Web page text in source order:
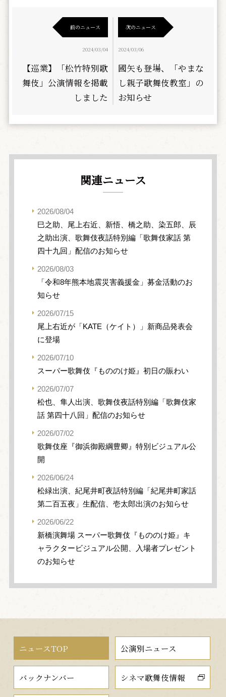
前のニュース
2024/03/04
【巡業】「松竹特別歌
舞伎」公演情報を掲載
しました
次のニュース
2024/03/06
國矢も登場、「やまな
し親子歌舞伎教室」の
お知らせ
関連ニュース
2026/08/04
巳之助、尾上右近、新悟、橋之助、染五郎、辰
之助出演、歌舞伎夜話特別編「歌舞伎家話 第
四十九回」配信のお知らせ
2026/08/03
「令和8年熊本地震災害義援金」募金活動のお
知らせ
2026/07/15
尾上右近が「KATE（ケイト）」新商品発表会
に登場
2026/07/10
スーパー歌舞伎『もののけ姫』初日の賑わい
2026/07/07
松也、隼人出演、歌舞伎夜話特別編「歌舞伎家
話 第四十八回」配信のお知らせ
2026/07/02
歌舞伎座『御浜御殿綱豊卿』特別ビジュアル公
開
2026/06/24
松緑出演、紀尾井町夜話特別編「紀尾井町家話
第二百五夜」生配信、壱太郎出演のお知らせ
2026/06/22
新橋演舞場 スーパー歌舞伎『もののけ姫』キ
ャラクタービジュアル公開、入場者プレゼント
のお知らせ
ニュースTOP 公演別ニュース
バックナンバー シネマ歌舞伎情報